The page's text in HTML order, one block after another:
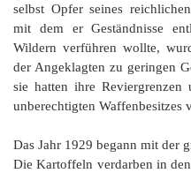
selbst Opfer seines
mit dem er Geständnisse
Wildern verführen wollte,
der Angeklagten zu geringen
sie hatten ihre Reviergrenzen
unberechtigten Waffenbesitzes
Das Jahr 1929 begann mit der
Die Kartoffeln verdarben in